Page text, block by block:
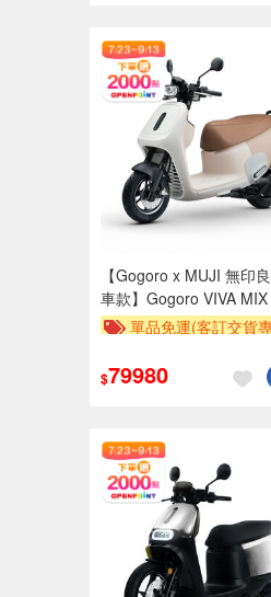
【Gogoro x MUJI 無印
車款】Gogoro VIVA
GJ6C2單品免運(客訂交貨
$79980